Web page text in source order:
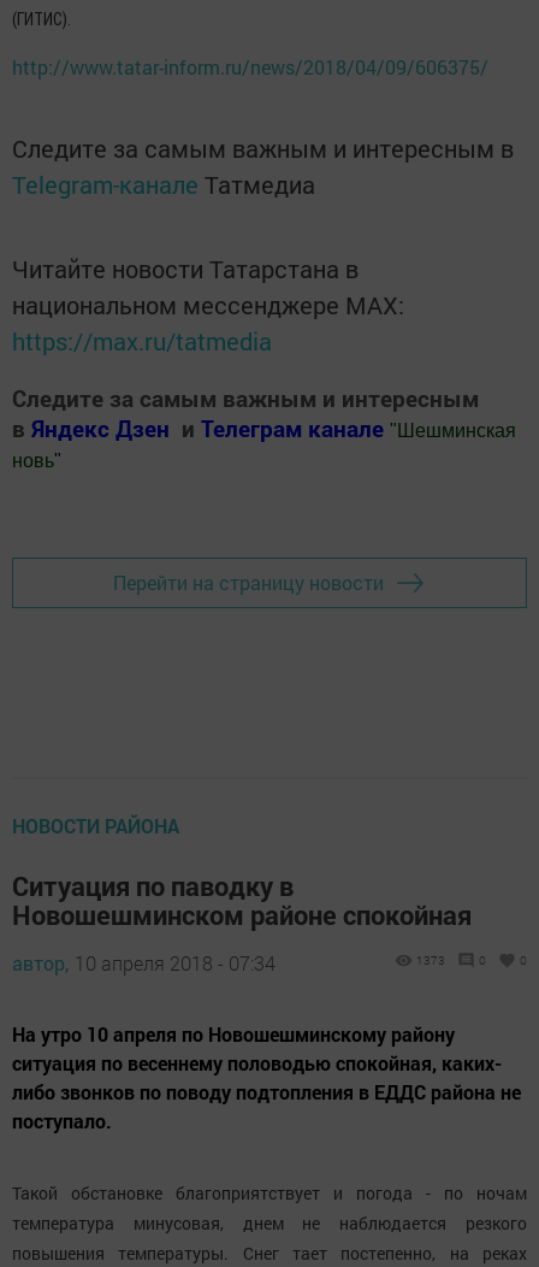
(ГИТИС).
http://www.tatar-inform.ru/news/2018/04/09/606375/
Следите за самым важным и интересным в
Telegram-канале Татмедиа
Читайте новости Татарстана в
национальном мессенджере MАХ:
https://max.ru/tatmedia
Следите за самым важным и интересным
в Яндекс Дзен и Телеграм канале " Шешминская
новь"
Перейти на страницу новости
НОВОСТИ РАЙОНА
Ситуация по паводку в
Новошешминском районе спокойная
автор, 10 апреля 2018 - 07:34 1373 0 0
На утро 10 апреля по Новошешминскому району
ситуация по весеннему половодью спокойная, каких-
либо звонков по поводу подтопления в ЕДДС района не
поступало.
Такой обстановке благоприятствует и погода - по ночам
температура минусовая, днем не наблюдается резкого
повышения температуры. Снег тает постепенно, на реках